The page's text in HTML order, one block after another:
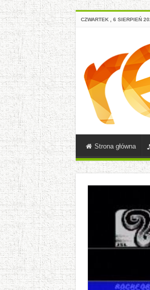
CZWARTEK , 6 SIERPIEŃ
Strona główna